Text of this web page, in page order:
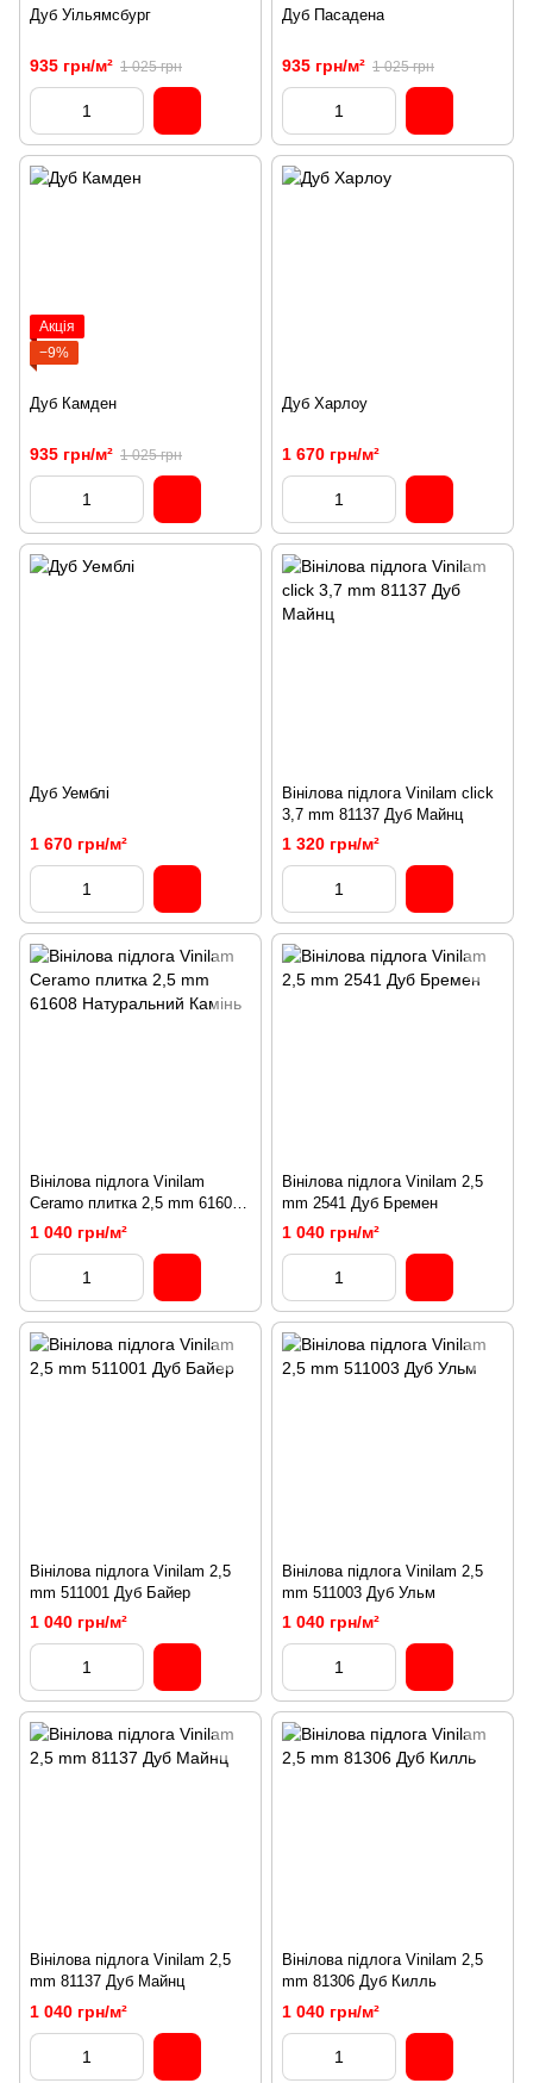
Дуб Уільямсбург
935 грн/м² 1 025 грн
Дуб Пасадена
935 грн/м² 1 025 грн
Акція
−9%
Дуб Камден
935 грн/м² 1 025 грн
Дуб Харлоу
1 670 грн/м²
Дуб Уемблі
1 670 грн/м²
Вінілова підлога Vinilam click
3,7 mm 81137 Дуб Майнц
1 320 грн/м²
Вінілова підлога Vinilam
Ceramo плитка 2,5 mm 61608
Натуральний Камінь
1 040 грн/м²
Вінілова підлога Vinilam 2,5
mm 2541 Дуб Бремен
1 040 грн/м²
Вінілова підлога Vinilam 2,5
mm 511001 Дуб Байер
1 040 грн/м²
Вінілова підлога Vinilam 2,5
mm 511003 Дуб Ульм
1 040 грн/м²
Вінілова підлога Vinilam 2,5
mm 81137 Дуб Майнц
1 040 грн/м²
Вінілова підлога Vinilam 2,5
mm 81306 Дуб Килль
1 040 грн/м²